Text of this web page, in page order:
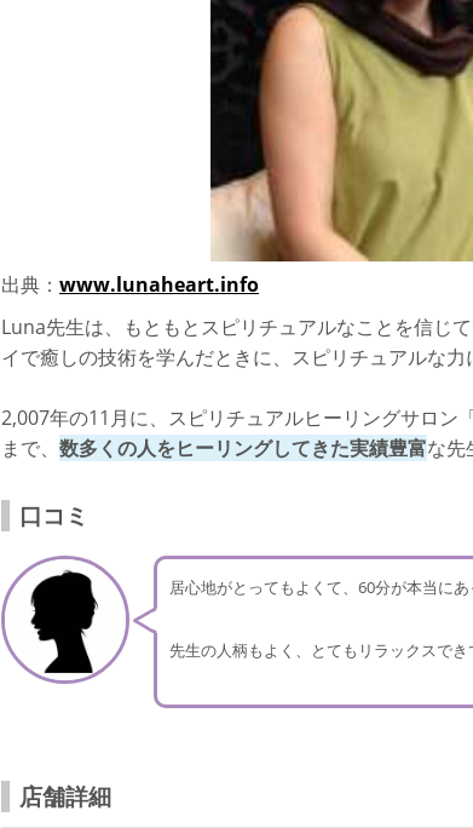
出典： www.lunaheart.info
Luna先生は、もともとスピリチュアルなことを信じ
イで癒しの技術を学んだときに、スピリチュアルな力
2,007年の11月に、スピリチュアルヒーリングサロ
まで、 数多くの人をヒーリングしてきた実績豊富な先
口コミ
居心地がとってもよくて、60分が本当にあ
先生の人柄もよく、とてもリラックスでき
店舗詳細